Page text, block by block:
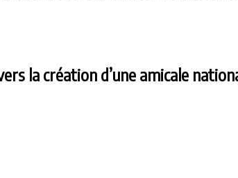
la création d’une amicale